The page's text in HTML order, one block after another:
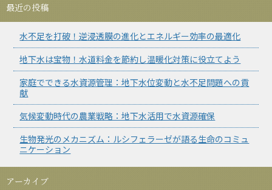
最近の投稿
水不足を打破！逆浸透膜の進化とエネルギー効率の最適化
地下水は宝物！水道料金を節約し温暖化対策に役立てよう
家庭でできる水資源管理：地下水位変動と水不足問題への貢
献
気候変動時代の農業戦略：地下水活用で水資源確保
生物発光のメカニズム：ルシフェラーゼが語る生命のコミュ
ニケーション
アーカイブ